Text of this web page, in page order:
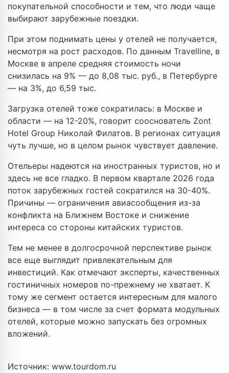
покупательной способности и тем, что люди чаще
выбирают зарубежные поездки.
При этом поднимать цены у отелей не получается,
несмотря на рост расходов. По данным Travelline, в
Москве в апреле средняя стоимость ночи
снизилась на 9% — до 8,08 тыс. руб., в Петербурге
— на 3%, до 6,59 тыс.
Загрузка отелей тоже сократилась: в Москве и
области — на 12-20%, говорит сооснователь Zont
Hotel Group Николай Филатов. В регионах ситуация
чуть лучше, но в целом рынок чувствует давление.
Отельеры надеются на иностранных туристов, но и
здесь не все гладко. В первом квартале 2026 года
поток зарубежных гостей сократился на 30-40%.
Причины — ограничения авиасообщения из-за
конфликта на Ближнем Востоке и снижение
интереса со стороны китайских туристов.
Тем не менее в долгосрочной перспективе рынок
все еще выглядит привлекательным для
инвестиций. Как отмечают эксперты, качественных
гостиничных номеров по-прежнему не хватает. К
тому же сегмент остается интересным для малого
бизнеса — в том числе за счет формата модульных
отелей, которые можно запускать без огромных
вложений.
Источник: www.tourdom.ru